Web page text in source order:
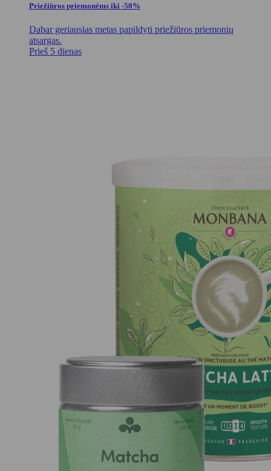
Priežiūros priemonėms iki -50%
Dabar geriausias metas papildyti priežiūros priemonių
atsargas.
Prieš 5 dienas